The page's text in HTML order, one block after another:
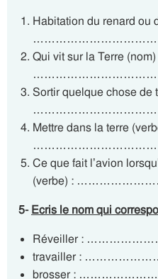
Habitation du renard ou
Qui vit sur la Terre (nom)
Sortir quelque chose de
Mettre dans la terre
Ce que fait l’avion
(verbe) :
5-Ecris le nom qui
Réveiller :
travailler :
brosser :